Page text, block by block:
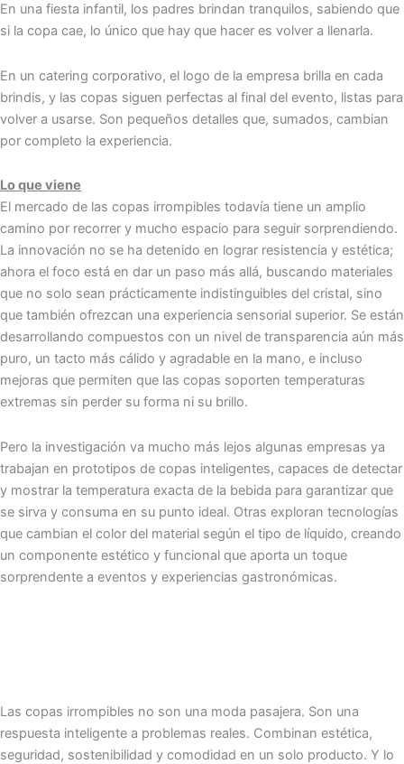
En una fiesta infantil, los padres brindan tranquilos, sabiendo que
si la copa cae, lo único que hay que hacer es volver a llenarla.
En un catering corporativo, el logo de la empresa brilla en cada
brindis, y las copas siguen perfectas al final del evento, listas para
volver a usarse. Son pequeños detalles que, sumados, cambian
por completo la experiencia.
Lo que viene
El mercado de las copas irrompibles todavía tiene un amplio
camino por recorrer y mucho espacio para seguir sorprendiendo.
La innovación no se ha detenido en lograr resistencia y estética;
ahora el foco está en dar un paso más allá, buscando materiales
que no solo sean prácticamente indistinguibles del cristal, sino
que también ofrezcan una experiencia sensorial superior. Se están
desarrollando compuestos con un nivel de transparencia aún más
puro, un tacto más cálido y agradable en la mano, e incluso
mejoras que permiten que las copas soporten temperaturas
extremas sin perder su forma ni su brillo.
Pero la investigación va mucho más lejos algunas empresas ya
trabajan en prototipos de copas inteligentes, capaces de detectar
y mostrar la temperatura exacta de la bebida para garantizar que
se sirva y consuma en su punto ideal. Otras exploran tecnologías
que cambian el color del material según el tipo de líquido, creando
un componente estético y funcional que aporta un toque
sorprendente a eventos y experiencias gastronómicas.
Las copas irrompibles no son una moda pasajera. Son una
respuesta inteligente a problemas reales. Combinan estética,
seguridad, sostenibilidad y comodidad en un solo producto. Y lo